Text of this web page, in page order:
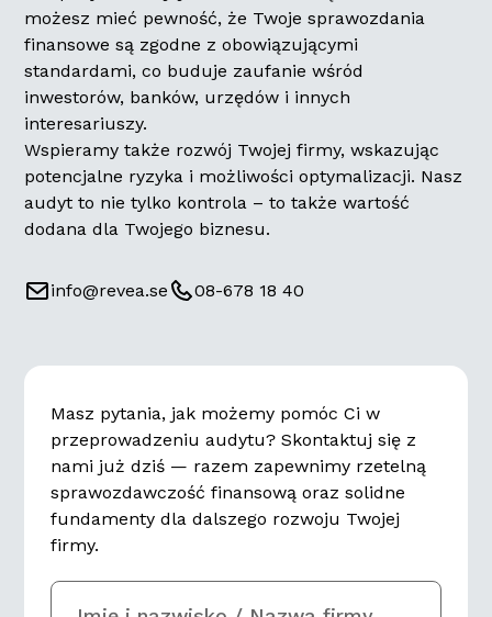
możesz mieć pewność, że Twoje sprawozdania
finansowe są zgodne z obowiązującymi
standardami, co buduje zaufanie wśród
inwestorów, banków, urzędów i innych
interesariuszy.
Wspieramy także rozwój Twojej firmy, wskazując
potencjalne ryzyka i możliwości optymalizacji. Nasz
audyt to nie tylko kontrola – to także wartość
dodana dla Twojego biznesu.
info@revea.se 08-678 18 40
Masz pytania, jak możemy pomóc Ci w
przeprowadzeniu audytu? Skontaktuj się z
nami już dziś — razem zapewnimy rzetelną
sprawozdawczość finansową oraz solidne
fundamenty dla dalszego rozwoju Twojej
firmy.